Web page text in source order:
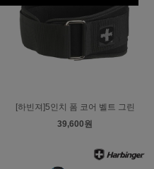
[하빈져]5인치 폼 코어 벨트 그린
39,600원